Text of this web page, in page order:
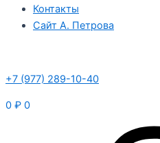
Контакты
Сайт А. Петрова
+7 (977) 289-10-40
0 ₽ 0